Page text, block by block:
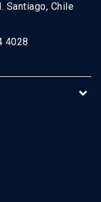
Santiago, Chile
4028